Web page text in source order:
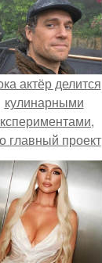
актёр делится
кулинарными
главный проект
серьёзный
шаг вперёд.